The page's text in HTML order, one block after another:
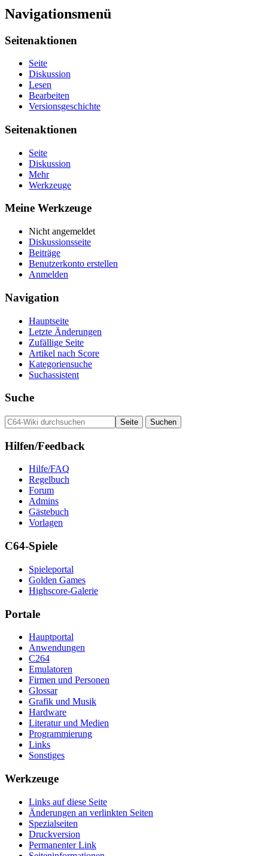
Navigationsmenü
Seitenaktionen
Seite
Diskussion
Lesen
Bearbeiten
Versionsgeschichte
Seitenaktionen
Seite
Diskussion
Mehr
Werkzeuge
Meine Werkzeuge
Nicht angemeldet
Diskussionsseite
Beiträge
Benutzerkonto erstellen
Anmelden
Navigation
Hauptseite
Letzte Änderungen
Zufällige Seite
Artikel nach Score
Kategoriensuche
Suchassistent
Suche
Hilfen/Feedback
Hilfe/FAQ
Regelbuch
Forum
Admins
Gästebuch
Vorlagen
C64-Spiele
Spieleportal
Golden Games
Highscore-Galerie
Portale
Hauptportal
Anwendungen
C264
Emulatoren
Firmen und Personen
Glossar
Grafik und Musik
Hardware
Literatur und Medien
Programmierung
Links
Sonstiges
Werkzeuge
Links auf diese Seite
Änderungen an verlinkten Seiten
Spezialseiten
Druckversion
Permanenter Link